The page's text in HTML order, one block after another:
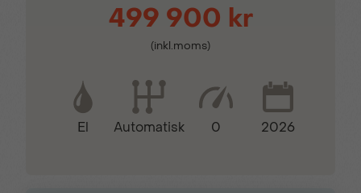
Kollisionsvarnare LED bakljus
Läderklädd
multifunktionsratt
Motoriserad handsfree
baklucka
499 900 kr
(inkl.moms)
El Automatisk 0 2026